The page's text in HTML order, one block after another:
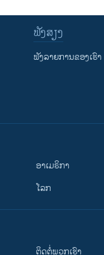
ຟັງສຽງ
ຟັງລາຍການຂອງເຮົາ
ອາເມຣິກາ
ໂລກ
ຕິດຕໍ່ພວກເຮົາ